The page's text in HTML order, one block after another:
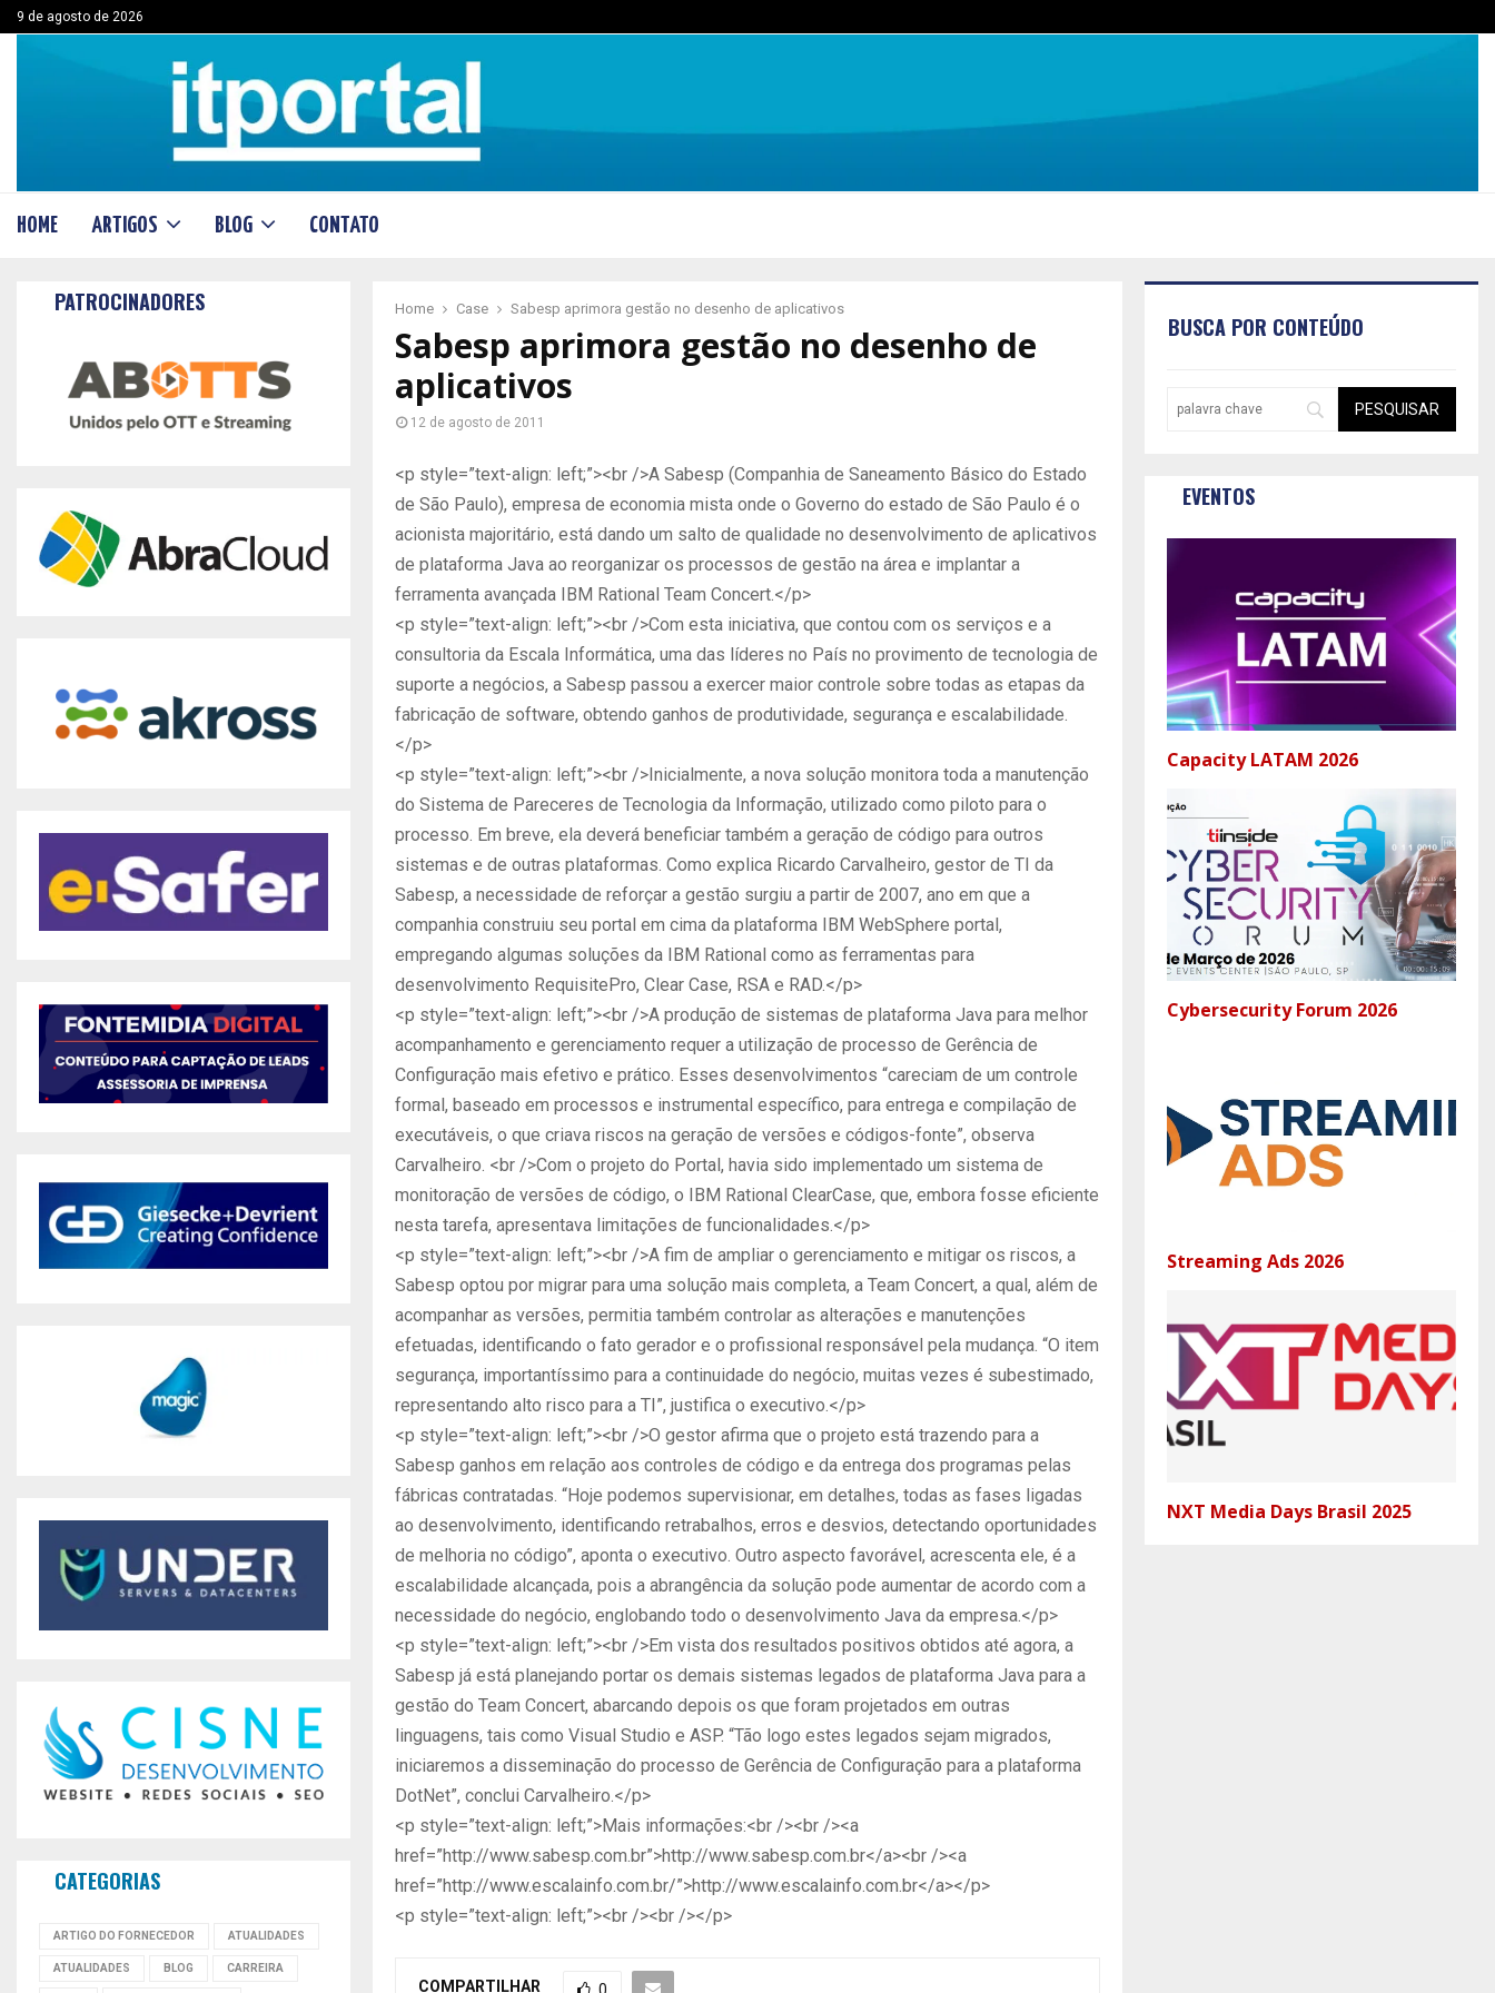
9 de agosto de 2026
HOME ARTIGOS BLOG CONTATO
Home Case Sabesp aprimora gestão no desenho de aplicativos
Sabesp aprimora gestão no desenho de
aplicativos
12 de agosto de 2011
<p style=”text-align: left;”><br />A Sabesp (Companhia de Saneamento Básico do Estado
de São Paulo), empresa de economia mista onde o Governo do estado de São Paulo é o
acionista majoritário, está dando um salto de qualidade no desenvolvimento de aplicativos
de plataforma Java ao reorganizar os processos de gestão na área e implantar a
ferramenta avançada IBM Rational Team Concert.</p>
<p style=”text-align: left;”><br />Com esta iniciativa, que contou com os serviços e a
consultoria da Escala Informática, uma das líderes no País no provimento de tecnologia de
suporte a negócios, a Sabesp passou a exercer maior controle sobre todas as etapas da
fabricação de software, obtendo ganhos de produtividade, segurança e escalabilidade.
</p>
<p style=”text-align: left;”><br />Inicialmente, a nova solução monitora toda a manutenção
do Sistema de Pareceres de Tecnologia da Informação, utilizado como piloto para o
processo. Em breve, ela deverá beneficiar também a geração de código para outros
sistemas e de outras plataformas. Como explica Ricardo Carvalheiro, gestor de TI da
Sabesp, a necessidade de reforçar a gestão surgiu a partir de 2007, ano em que a
companhia construiu seu portal em cima da plataforma IBM WebSphere portal,
empregando algumas soluções da IBM Rational como as ferramentas para
desenvolvimento RequisitePro, Clear Case, RSA e RAD.</p>
<p style=”text-align: left;”><br />A produção de sistemas de plataforma Java para melhor
acompanhamento e gerenciamento requer a utilização de processo de Gerência de
Configuração mais efetivo e prático. Esses desenvolvimentos “careciam de um controle
formal, baseado em processos e instrumental específico, para entrega e compilação de
executáveis, o que criava riscos na geração de versões e códigos-fonte”, observa
Carvalheiro. <br />Com o projeto do Portal, havia sido implementado um sistema de
monitoração de versões de código, o IBM Rational ClearCase, que, embora fosse eficiente
nesta tarefa, apresentava limitações de funcionalidades.</p>
<p style=”text-align: left;”><br />A fim de ampliar o gerenciamento e mitigar os riscos, a
Sabesp optou por migrar para uma solução mais completa, a Team Concert, a qual, além de
acompanhar as versões, permitia também controlar as alterações e manutenções
efetuadas, identificando o fato gerador e o profissional responsável pela mudança. “O item
segurança, importantíssimo para a continuidade do negócio, muitas vezes é subestimado,
representando alto risco para a TI”, justifica o executivo.</p>
<p style=”text-align: left;”><br />O gestor afirma que o projeto está trazendo para a
Sabesp ganhos em relação aos controles de código e da entrega dos programas pelas
fábricas contratadas. “Hoje podemos supervisionar, em detalhes, todas as fases ligadas
ao desenvolvimento, identificando retrabalhos, erros e desvios, detectando oportunidades
de melhoria no código”, aponta o executivo. Outro aspecto favorável, acrescenta ele, é a
escalabilidade alcançada, pois a abrangência da solução pode aumentar de acordo com a
necessidade do negócio, englobando todo o desenvolvimento Java da empresa.</p>
<p style=”text-align: left;”><br />Em vista dos resultados positivos obtidos até agora, a
Sabesp já está planejando portar os demais sistemas legados de plataforma Java para a
gestão do Team Concert, abarcando depois os que foram projetados em outras
linguagens, tais como Visual Studio e ASP. “Tão logo estes legados sejam migrados,
iniciaremos a disseminação do processo de Gerência de Configuração para a plataforma
DotNet”, conclui Carvalheiro.</p>
<p style=”text-align: left;”>Mais informações:<br /><br /><a
href=”http://www.sabesp.com.br”>http://www.sabesp.com.br</a><br /><a
href=”http://www.escalainfo.com.br/”>http://www.escalainfo.com.br</a></p>
<p style=”text-align: left;”><br /><br /></p>
COMPARTILHAR 0
PATROCINADORES
CATEGORIAS
ARTIGO DO FORNECEDOR ATUALIDADES
ATUALIDADES BLOG CARREIRA
BUSCA POR CONTEÚDO
EVENTOS
Capacity LATAM 2026
Cybersecurity Forum 2026
Streaming Ads 2026
NXT Media Days Brasil 2025